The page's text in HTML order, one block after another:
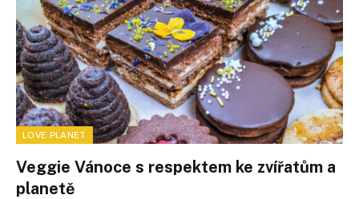
LOVE PLANET
Veggie Vánoce s respektem ke zvířatům a
planetě